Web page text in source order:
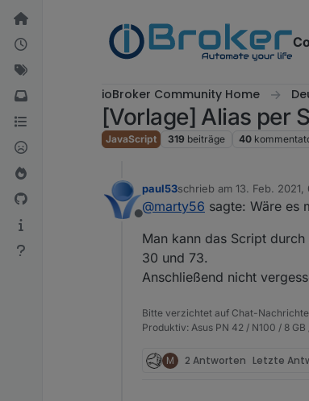
Weiter zum Inhalt
ioBroker Community Home
[Vorlage] Alias per
JavaScript 319 beiträge 40
Offline
paul53schrieb am 13. Feb. 2021,
zuletzt editiert von paul53
@marty56 sagte: Wäre es
Man kann das Script
30 und 73.
Anschließend nicht
Bitte verzichtet auf Chat-
Produktiv: Asus PN 42 / N100 / 8
M 2 Antworten Letzte